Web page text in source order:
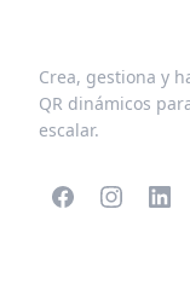
Crea, gestiona y
QR dinámicos
escalar.